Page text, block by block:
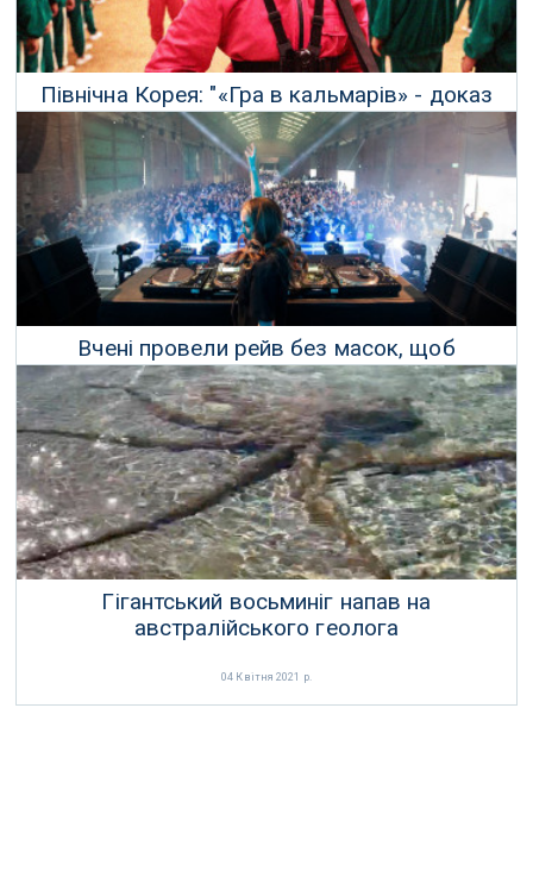
Північна Корея: "«Гра в кальмарів» - доказ
того, що капіталізм не працює"
15 Жовтня 2021 р.
Вчені провели рейв без масок, щоб
перевірити поширення коронавірусу
04 Травня 2021 р.
Гігантський восьминіг напав на
австралійського геолога
04 Квітня 2021 р.